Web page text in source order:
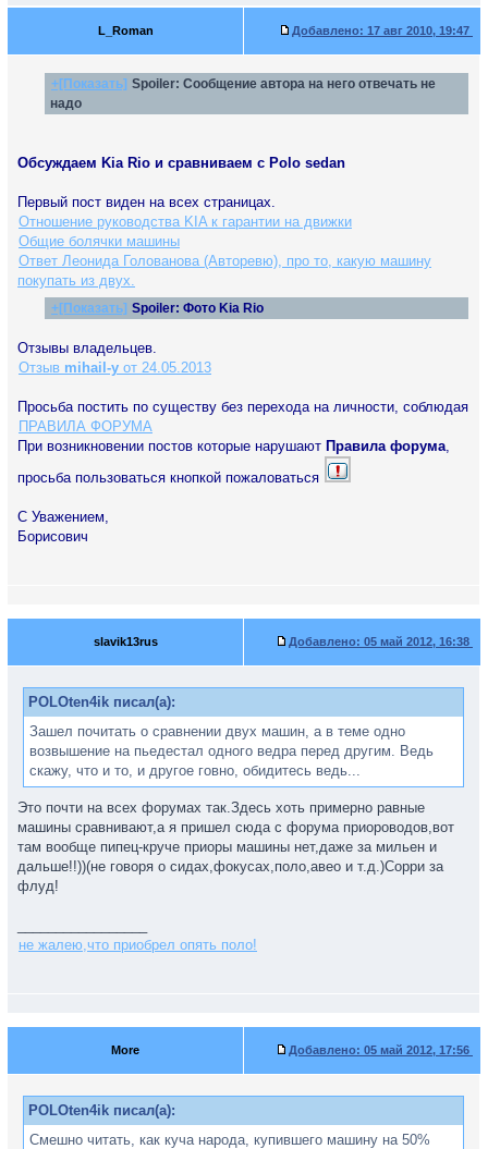
L_Roman Добавлено: 17 авг 2010, 19:47
+[Показать] Spoiler: Сообщение автора на него отвечать не
надо
Обсуждаем Kia Rio и сравниваем с Polo sedan
Первый пост виден на всех страницах.
Отношение руководства KIA к гарантии на движки
Общие болячки машины
Ответ Леонида Голованова (Авторевю), про то, какую машину
покупать из двух.
+[Показать] Spoiler: Фото Kia Rio
Отзывы владельцев.
Отзыв mihail-y от 24.05.2013
Просьба постить по существу без перехода на личности, соблюдая
ПРАВИЛА ФОРУМА
При возникновении постов которые нарушают Правила форума,
просьба пользоваться кнопкой пожаловаться
С Уважением,
Борисович
slavik13rus Добавлено: 05 май 2012, 16:38
POLOten4ik писал(а):
Зашел почитать о сравнении двух машин, а в теме одно
возвышение на пьедестал одного ведра перед другим. Ведь
скажу, что и то, и другое говно, обидитесь ведь...
Это почти на всех форумах так.Здесь хоть примерно равные
машины сравнивают,а я пришел сюда с форума приороводов,вот
там вообще пипец-круче приоры машины нет,даже за мильен и
дальше!!))(не говоря о сидах,фокусах,поло,авео и т.д.)Сорри за
флуд!
не жалею,что приобрел опять поло!
More Добавлено: 05 май 2012, 17:56
POLOten4ik писал(а):
Смешно читать, как куча народа, купившего машину на 50%